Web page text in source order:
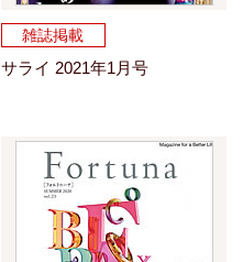
雑誌掲載
サライ 2021年1月号